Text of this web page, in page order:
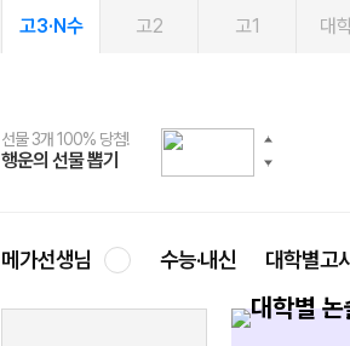
고3·N수 고2 고1 대
선물 3개 100% 당첨!
행운의 선물 뽑기
선물 100% 증정!
메가스터디 X 올리브
여름방학 스터디 캐시백
메가런 썸머스쿨
2027 러셀 단과
강사 공개선발
스마트러닝앱
설문 EVENT
메가패스
3일 무료 체험권
메가패스 수강생 무료혜택!
메가클럽 멤버십
사회공헌 캠페인
희망이룸 메가나눔
메가선생님 수능·내신 대학별고